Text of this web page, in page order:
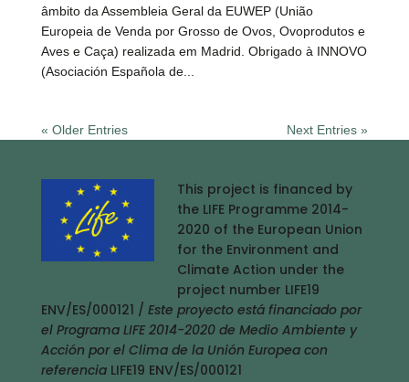
âmbito da Assembleia Geral da EUWEP (União
Europeia de Venda por Grosso de Ovos, Ovoprodutos e
Aves e Caça) realizada em Madrid. Obrigado à INNOVO
(Asociación Española de...
« Older Entries Next Entries »
This project is financed by
the LIFE Programme 2014-
2020 of the European Union
for the Environment and
Climate Action under the
project number LIFE19
ENV/ES/000121 / Este proyecto está financiado por
el Programa LIFE 2014-2020 de Medio Ambiente y
Acción por el Clima de la Unión Europea con
referencia LIFE19 ENV/ES/000121